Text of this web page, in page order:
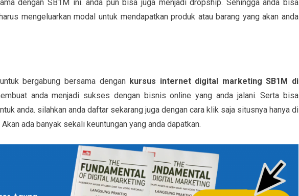
dengan SB1M ini. anda pun bisa juga menjadi dropship. Sehingga anda bisa
mengeluarkan modal untuk mendapatkan produk atau barang yang akan anda
bergabung bersama dengan kursus internet digital marketing SB1M di
anda menjadi sukses dengan bisnis online yang anda jalani. Serta bisa
anda. silahkan anda daftar sekarang juga dengan cara klik saja situsnya hanya di
Akan ada banyak sekali keuntungan yang anda dapatkan.